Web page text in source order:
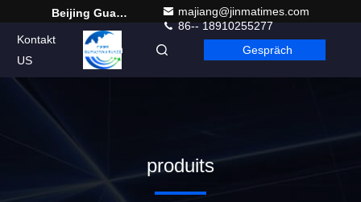
Beijing Guangtian Runze Technology Co., Ltd.
majiang@jinmatimes.com
86-- 18910255277
Kontakt
US
German Gespräch
produits